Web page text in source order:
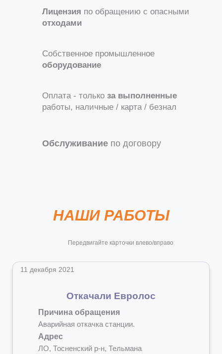
Лицензия по обращению с опасными
отходами
Собственное промышленное
оборудование
Оплата - только за выполненные
работы, наличные / карта / безнал
Обслуживание по договору
НАШИ РАБОТЫ
11 декабря 2021
Откачали Евролос
Причина обращения
Аварийная откачка станции.
Адрес
ЛО, Тосненский р-н, Тельмана
Передвигайте карточки влево/вправо